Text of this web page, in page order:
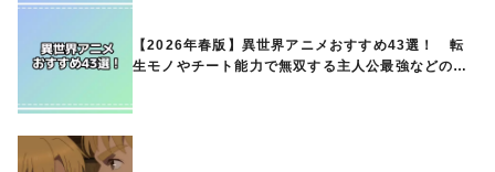
【2026年春版】異世界アニメおすすめ43選！ 転
生モノやチート能力で無双する主人公最強などの人